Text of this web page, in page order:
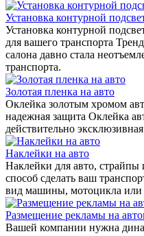
Установка контурной
Установка контурной
для вашего транспорта
салона давно стала
транспорта.
Золотая пленка на авто
Оклейка золотым хромом
надежная защита Оклейка
действительно
Наклейки на авто
Наклейки для авто,
способ сделать ваш
вид машины, мотоцикла
Размещение рекламы на
Вашей компании нужна